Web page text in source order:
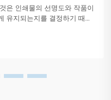
은 인쇄물의 선명도와 작품이
유지되는지를 결정하기 때문
한 개요를 제공합니다.